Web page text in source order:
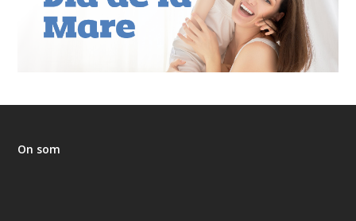
On som